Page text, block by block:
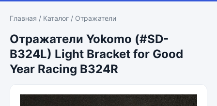
Главная / Каталог / Отражатели
Отражатели Yokomo (#SD-
B324L) Light Bracket for Good
Year Racing B324R